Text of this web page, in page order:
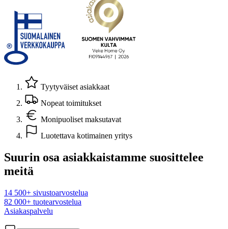
Tyytyväiset asiakkaat
Nopeat toimitukset
Monipuoliset maksutavat
Luotettava kotimainen yritys
Suurin osa asiakkaistamme suosittelee
meitä
14 500+ sivustoarvostelua
82 000+ tuotearvostelua
Asiakaspalvelu